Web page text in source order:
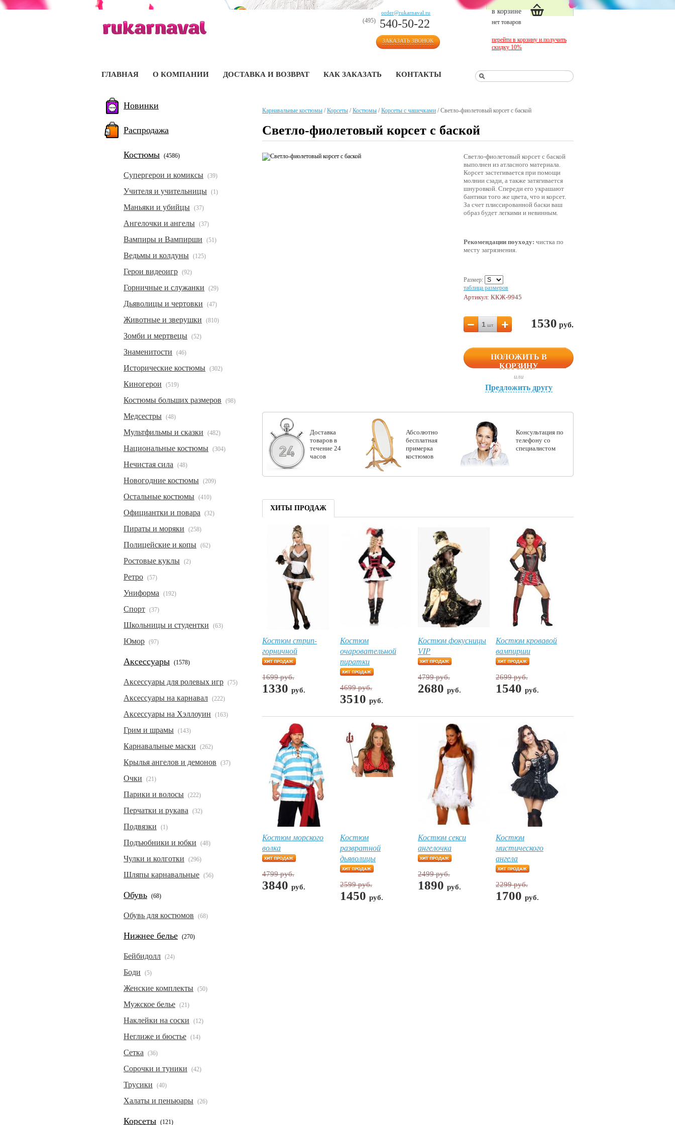
order@rukarnaval.ru
(495) 540-50-22
ЗАКАЗАТЬ ЗВОНОК
в корзине
нет товаров
перейти в корзину и получить
скидку 10%
ГЛАВНАЯ О КОМПАНИИ ДОСТАВКА И ВОЗВРАТ КАК ЗАКАЗАТЬ КОНТАКТЫ
Новинки
Распродажа
Костюмы (4586)
Супергерои и комиксы (39)
Учителя и учительницы (1)
Маньяки и убийцы (37)
Ангелочки и ангелы (37)
Вампиры и Вампирши (51)
Ведьмы и колдуны (125)
Герои видеоигр (92)
Горничные и служанки (29)
Дьяволицы и чертовки (47)
Животные и зверушки (810)
Зомби и мертвецы (52)
Знаменитости (46)
Исторические костюмы (302)
Киногерои (519)
Костюмы больших размеров (98)
Медсестры (48)
Мультфильмы и сказки (482)
Национальные костюмы (304)
Нечистая сила (48)
Новогодние костюмы (209)
Остальные костюмы (410)
Официантки и повара (32)
Пираты и моряки (258)
Полицейские и копы (62)
Ростовые куклы (2)
Ретро (57)
Униформа (192)
Спорт (37)
Школьницы и студентки (63)
Юмор (97)
Аксессуары (1578)
Аксессуары для ролевых игр (75)
Аксессуары на карнавал (222)
Аксессуары на Хэллоуин (163)
Грим и шрамы (143)
Карнавальные маски (262)
Крылья ангелов и демонов (37)
Очки (21)
Парики и волосы (222)
Перчатки и рукава (32)
Подвязки (1)
Подъюбники и юбки (48)
Чулки и колготки (296)
Шляпы карнавальные (56)
Обувь (68)
Обувь для костюмов (68)
Нижнее белье (270)
Бейбидолл (24)
Боди (5)
Женские комплекты (50)
Мужское белье (21)
Наклейки на соски (12)
Неглиже и бюстье (14)
Сетка (36)
Сорочки и туники (42)
Трусики (40)
Халаты и пеньюары (26)
Корсеты (121)
Карнавальные костюмы /Корсеты /Костюмы /Корсеты с чашечками /Светло-фиолетовый корсет с баской
Светло-фиолетовый корсет с баской
Светло-фиолетовый корсет с баской
выполнен из атласного материала.
Корсет застегивается при помощи
молнии сзади, а также затягивается
шнуровкой. Спереди его украшают
бантики того же цвета, что и корсет.
За счет плиссированной баски ваш
образ будет легкими и невинным.
Рекомендации поуходу: чистка по
месту загрязнения.
Размер:
таблица размеров
Артикул: ККЖ-9945
1530 руб.
1 шт
ПОЛОЖИТЬ В
КОРЗИНУ
или
Предложить другу
Доставка
товаров в
течение 24
часов
Абсолютно
бесплатная
примерка
костюмов
Консультация по
телефону со
специалистом
ХИТЫ ПРОДАЖ
Костюм стрип-
горничной
1699 руб.
1330 руб.
Костюм
очаровательной
пиратки
4699 руб.
3510 руб.
Костюм фокусницы
VIP
4799 руб.
2680 руб.
Костюм кровавой
вампирши
2699 руб.
1540 руб.
Костюм морского
волка
4799 руб.
3840 руб.
Костюм
развратной
дьяволицы
2599 руб.
1450 руб.
Костюм секси
ангелочка
2499 руб.
1890 руб.
Костюм
мистического
ангела
2299 руб.
1700 руб.